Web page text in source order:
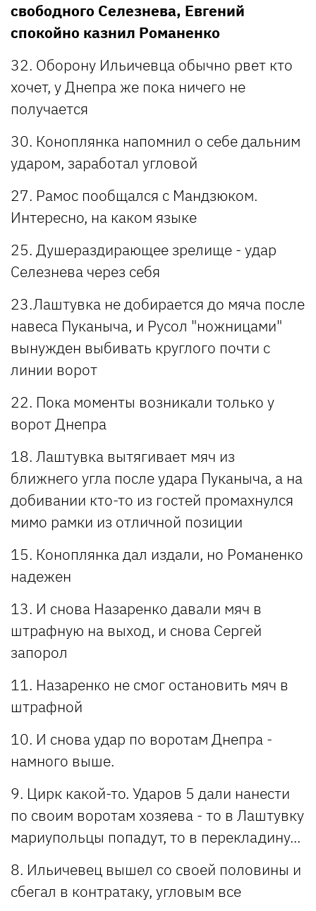
свободного Селезнева, Евгений
спокойно казнил Романенко
32. Оборону Ильичевца обычно рвет кто
хочет, у Днепра же пока ничего не
получается
30. Коноплянка напомнил о себе дальним
ударом, заработал угловой
27. Рамос пообщался с Мандзюком.
Интересно, на каком языке
25. Душераздирающее зрелище - удар
Селезнева через себя
23.Лаштувка не добирается до мяча после
навеса Пуканыча, и Русол "ножницами"
вынужден выбивать круглого почти с
линии ворот
22. Пока моменты возникали только у
ворот Днепра
18. Лаштувка вытягивает мяч из
ближнего угла после удара Пуканыча, а на
добивании кто-то из гостей промахнулся
мимо рамки из отличной позиции
15. Коноплянка дал издали, но Романенко
надежен
13. И снова Назаренко давали мяч в
штрафную на выход, и снова Сергей
запорол
11. Назаренко не смог остановить мяч в
штрафной
10. И снова удар по воротам Днепра -
намного выше.
9. Цирк какой-то. Ударов 5 дали нанести
по своим воротам хозяева - то в Лаштувку
мариупольцы попадут, то в перекладину...
8. Ильичевец вышел со своей половины и
сбегал в контратаку, угловым все